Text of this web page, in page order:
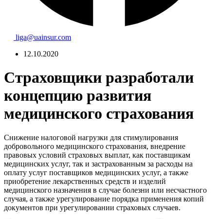
liga@uainsur.com
12.10.2020
Страховщики разработали
концепцию развития
медицинского страхования
Снижение налоговой нагрузки для стимулирования
добровольного медицинского страхования, внедрение
правовых условий страховых выплат, как поставщикам
медицинских услуг, так и застрахованным за расходы на
оплату услуг поставщиков медицинских услуг, а также
приобретение лекарственных средств и изделий
медицинского назначения в случае болезни или несчастного
случая, а также урегулирование порядка применения копий
документов при урегулировании страховых случаев.